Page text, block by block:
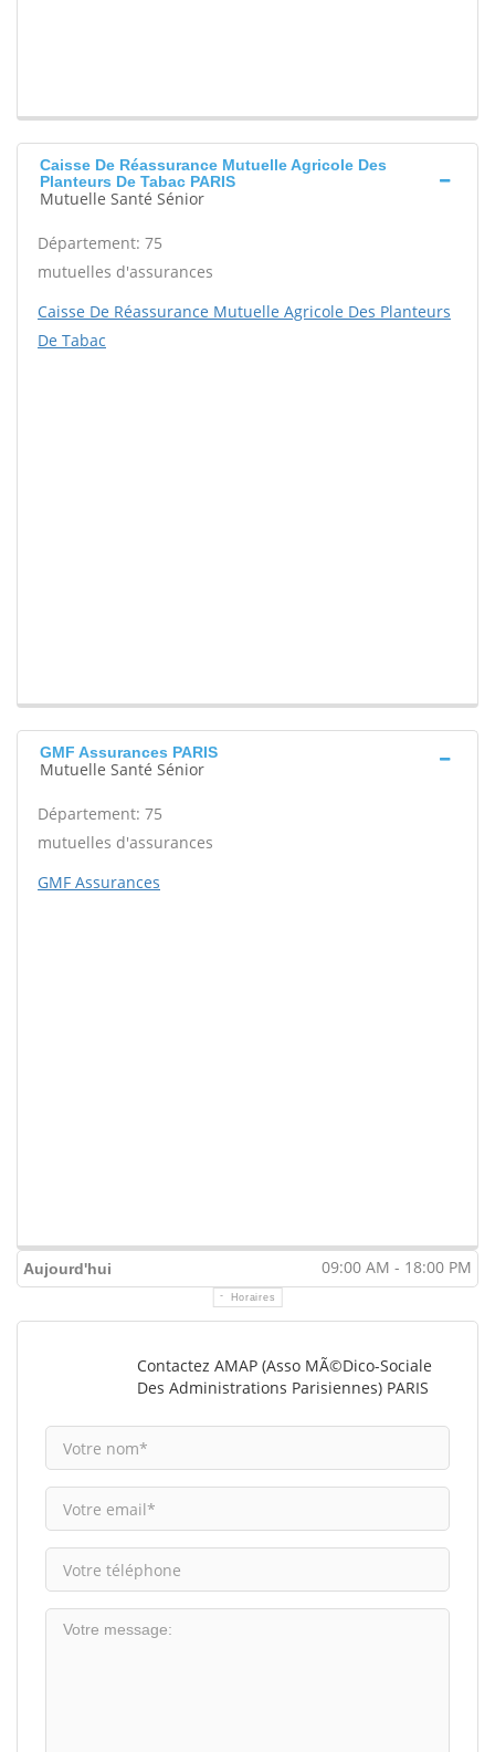
Caisse De Réassurance Mutuelle Agricole Des
Planteurs De Tabac PARIS
Mutuelle Santé Sénior
Département: 75
mutuelles d'assurances
Caisse De Réassurance Mutuelle Agricole Des Planteurs
De Tabac
GMF Assurances PARIS
Mutuelle Santé Sénior
Département: 75
mutuelles d'assurances
GMF Assurances
Aujourd'hui 09:00 AM - 18:00 PM
Horaires
Contactez AMAP (Asso MÃ©dico-Sociale
Des Administrations Parisiennes) PARIS